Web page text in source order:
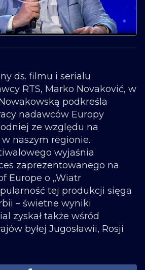
ds. filmu i serialu
RTS, Marko Novaković, w
podkreśla
nadawców Europy
ze względu na
naszym regionie.
wyjaśnia
zaprezentowanego na
Europe o „Wiatr
tej produkcji sięga
– świetne wyniki
zyskał także wśród
byłej Jugosławii, Rosji